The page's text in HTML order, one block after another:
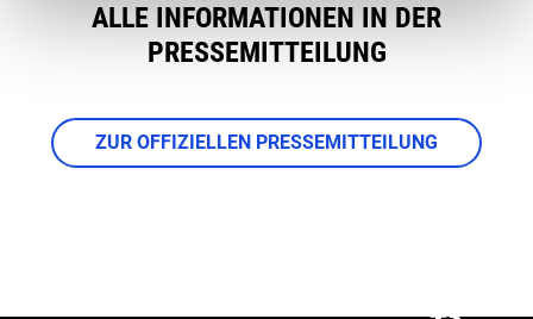
ALLE INFORMATIONEN IN DER
PRESSEMITTEILUNG
ZUR OFFIZIELLEN PRESSEMITTEILUNG